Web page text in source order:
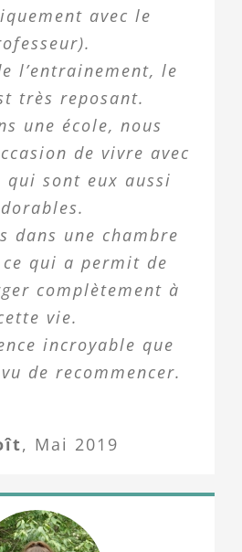
avec le
l’entrainement, le
très reposant.
une école, nous
de vivre avec
qui sont eux aussi
dans une chambre
ce qui a permit de
complètement à
vie.
incroyable que
de recommencer.
, Mai 2019